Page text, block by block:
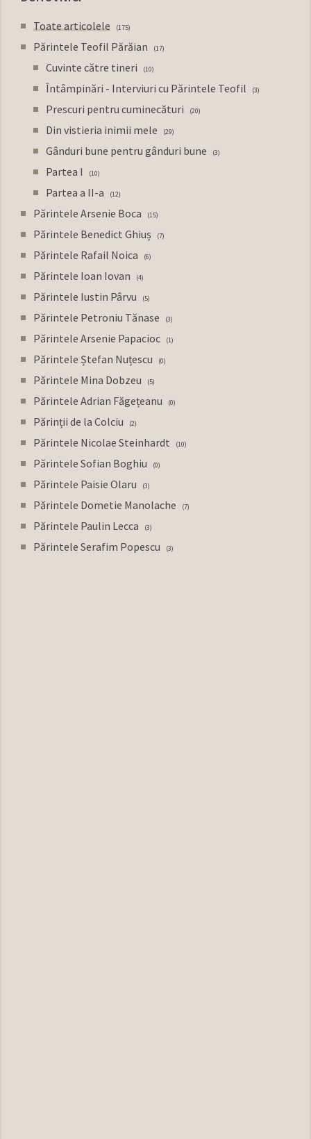
Toate articolele 175
Părintele Teofil Părăian 17
Cuvinte către tineri 10
Întâmpinări - Interviuri cu Părintele Teofil 3
Prescuri pentru cuminecături 20
Din vistieria inimii mele 29
Gânduri bune pentru gânduri bune 3
Partea I 10
Partea a II-a 12
Părintele Arsenie Boca 15
Părintele Benedict Ghiuș 7
Părintele Rafail Noica 6
Părintele Ioan Iovan 4
Părintele Iustin Pârvu 5
Părintele Petroniu Tănase 3
Părintele Arsenie Papacioc 1
Părintele Ștefan Nuțescu 0
Părintele Mina Dobzeu 5
Părintele Adrian Făgețeanu 0
Părinții de la Colciu 2
Părintele Nicolae Steinhardt 10
Părintele Sofian Boghiu 0
Părintele Paisie Olaru 3
Părintele Dometie Manolache 7
Părintele Paulin Lecca 3
Părintele Serafim Popescu 3